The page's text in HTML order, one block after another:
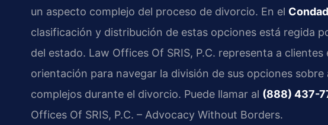
un aspecto complejo del proceso de divorcio. En el
clasificación y distribución de estas opciones está regida
del estado. Law Offices Of SRIS, P.C. representa a
orientación para navegar la división de sus opciones
complejos durante el divorcio. Puede llamar al (888) 437-
Offices Of SRIS, P.C. – Advocacy Without Borders.